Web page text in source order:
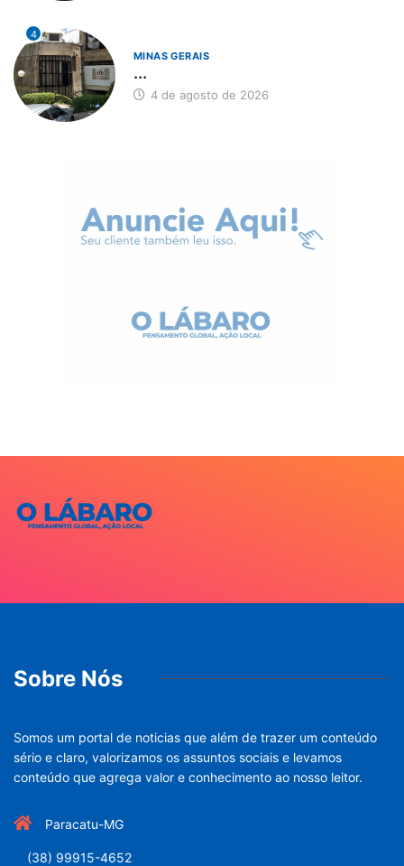
4
MINAS GERAIS
...
4 de agosto de 2026
Sobre Nós
Somos um portal de noticias que além de trazer um conteúdo
sério e claro, valorizamos os assuntos sociais e levamos
conteúdo que agrega valor e conhecimento ao nosso leitor.
Paracatu-MG
(38) 99915-4652